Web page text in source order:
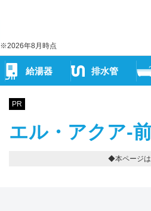
※2026年8月時点
給湯器 排水管
PR
エル・アクア-
◆本ページは